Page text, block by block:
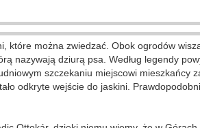
które można zwiedzać. Obok ogrodów
nazywają dziurą psa. Według legendy
szczekaniu miejscowi mieszkańcy
odkryte wejście do jaskini.